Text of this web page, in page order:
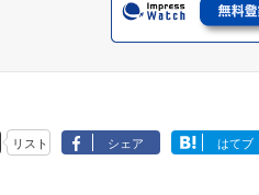
リスト シェア はてブ